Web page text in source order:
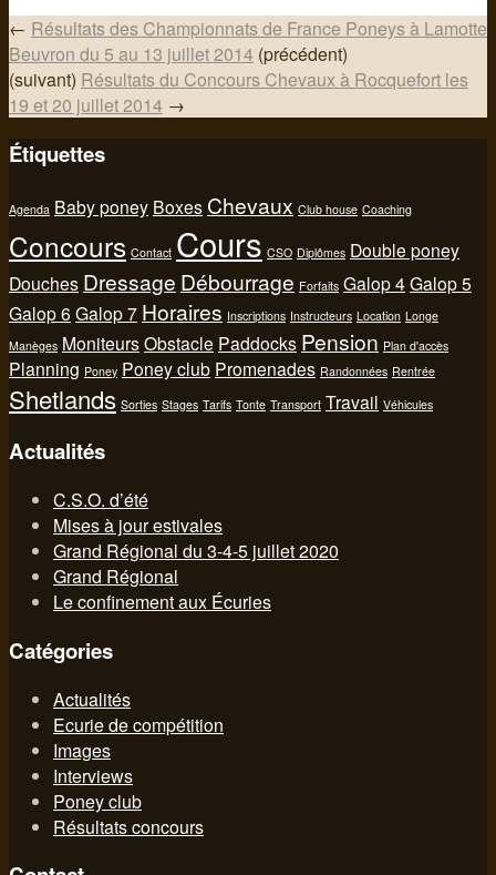
← Résultats des Championnats de France Poneys à Lamotte
Beuvron du 5 au 13 juillet 2014 (précédent)
(suivant) Résultats du Concours Chevaux à Rocquefort les
19 et 20 juillet 2014 →
Étiquettes
Agenda Baby poney Boxes Chevaux Club house Coaching
Concours Contact Cours CSO Diplômes Double poney
Douches Dressage Débourrage Forfaits Galop 4Galop 5
Galop 6 Galop 7 Horaires Inscriptions Instructeurs Location Longe
Manèges MoniteursObstacle Paddocks Pension Plan d'accès
Planning Poney Poney club Promenades Randonnées Rentrée
Shetlands Sorties Stages Tarifs Tonte Transport Travail Véhicules
Actualités
C.S.O. d’été
Mises à jour estivales
Grand Régional du 3-4-5 juillet 2020
Grand Régional
Le confinement aux Écuries
Catégories
Actualités
Ecurie de compétition
Images
Interviews
Poney club
Résultats concours